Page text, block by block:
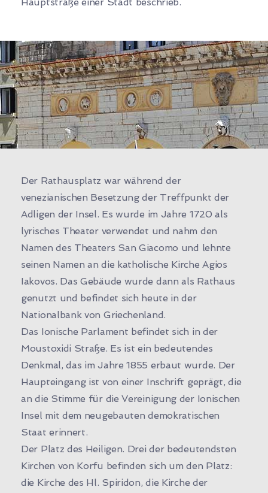
Der Rathausplatz war während der
venezianischen Besetzung der Treffpunkt der
Adligen der Insel. Es wurde im Jahre 1720 als
lyrisches Theater verwendet und nahm den
Namen des Theaters San Giacomo und lehnte
seinen Namen an die katholische Kirche Agios
Iakovos. Das Gebäude wurde dann als Rathaus
genutzt und befindet sich heute in der
Nationalbank von Griechenland.
Das Ionische Parlament befindet sich in der
Moustoxidi Straße. Es ist ein bedeutendes
Denkmal, das im Jahre 1855 erbaut wurde. Der
Haupteingang ist von einer Inschrift geprägt, die
an die Stimme für die Vereinigung der Ionischen
Insel mit dem neugebauten demokratischen
Staat erinnert.
Der Platz des Heiligen. Drei der bedeutendsten
Kirchen von Korfu befinden sich um den Platz:
die Kirche des Hl. Spiridon, die Kirche der